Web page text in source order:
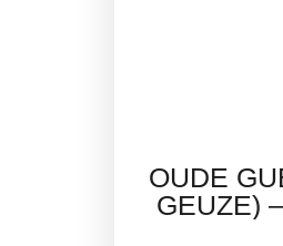
OUDE
GEUZE)